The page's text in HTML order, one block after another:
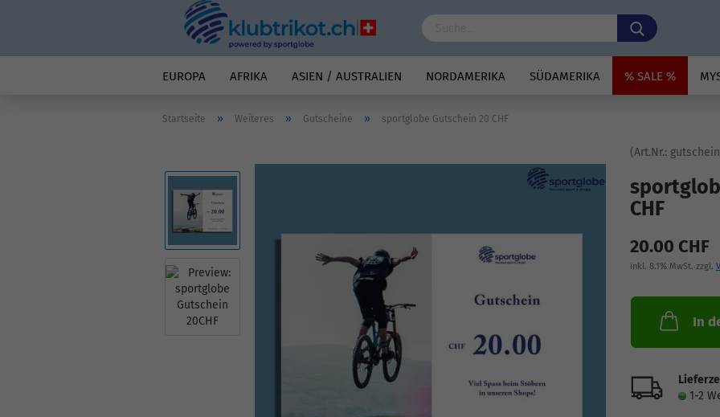
EUROPA AFRIKA ASIEN / AUSTRALIEN NORDAMERIKA SÜDAMERIKA % SALE %
Startseite » Weiteres » Gutscheine » sportglobe Gutschein 20 CHF
(Art.Nr.:
CHF
20.00 CHF
inkl. 8.1% MwSt. zzgl.
In
1-2